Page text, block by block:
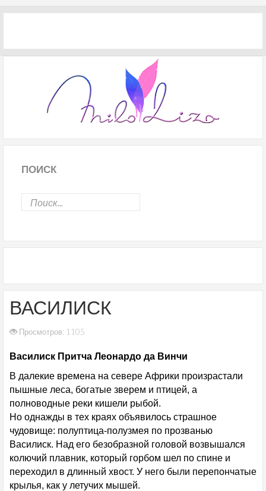
ПОИСК
ВАСИЛИСК
Просмотров: 1105
Василиск Притча Леонардо да Винчи
В далекие времена на севере Африки произрастали
пышные леса, богатые зверем и птицей, а
полноводные реки кишели рыбой.
Но однажды в тех краях объявилось страшное
чудовище: полуптица-полузмея по прозванью
Василиск. Над его безобразной головой возвышался
колючий плавник, который горбом шел по спине и
переходил в длинный хвост. У него были перепончатые
крылья, как у летучих мышей.